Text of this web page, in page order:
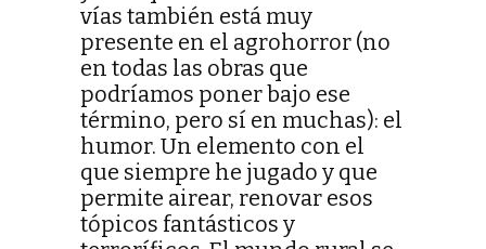
vías también está muy
presente en el agrohorror (no
en todas las obras que
podríamos poner bajo ese
término, pero sí en muchas): el
humor. Un elemento con el
que siempre he jugado y que
permite airear, renovar esos
tópicos fantásticos y